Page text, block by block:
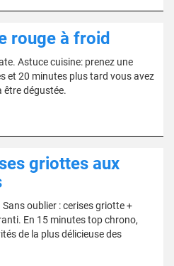
rouge à froid
Astuce cuisine: prenez une
et 20 minutes plus tard vous avez
être dégustée.
griottes aux
oublier : cerises griotte +
En 15 minutes top chrono,
de la plus délicieuse des